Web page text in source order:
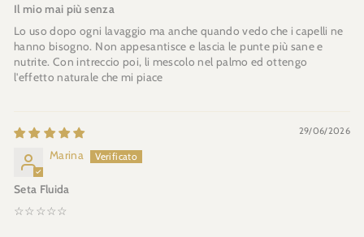
Il mio mai più senza
Lo uso dopo ogni lavaggio ma anche quando vedo che i capelli ne
hanno bisogno. Non appesantisce e lascia le punte più sane e
nutrite. Con intreccio poi, li mescolo nel palmo ed ottengo
l'effetto naturale che mi piace
29/06/2026
Marina
Seta Fluida
☆☆☆☆☆